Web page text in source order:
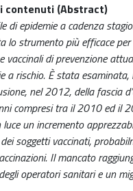
contenuti (Abstract)
di epidemie a cadenza
lo strumento più efficace
vaccinali di prevenzione
a rischio. È stata
nel 2012, della
compresi tra il 2010 ed il
luce un incremento
soggetti vaccinati,
Il mancato
operatori sanitari e un